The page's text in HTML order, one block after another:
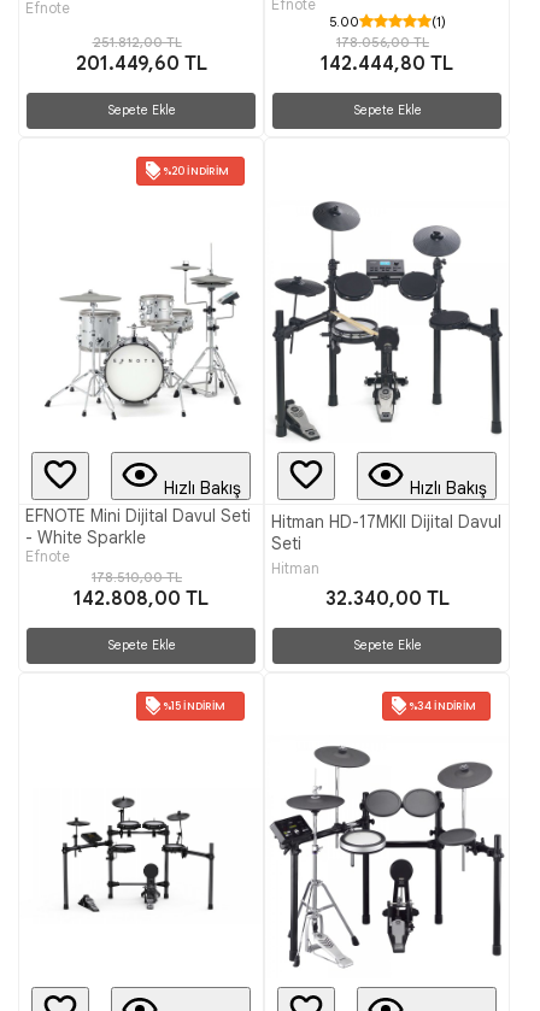
Efnote
251.812,00 TL
201.449,60 TL
Sepete Ekle
Efnote
5.00
(1)
178.056,00 TL
142.444,80 TL
Sepete Ekle
%20 İNDIRIM
Hızlı Bakış
EFNOTE Mini Dijital Davul Seti
- White Sparkle
Efnote
178.510,00 TL
142.808,00 TL
Sepete Ekle
Hızlı Bakış
Hitman HD-17MKII Dijital Davul
Seti
Hitman
32.340,00 TL
Sepete Ekle
%15 İNDIRIM %34 İNDIRIM